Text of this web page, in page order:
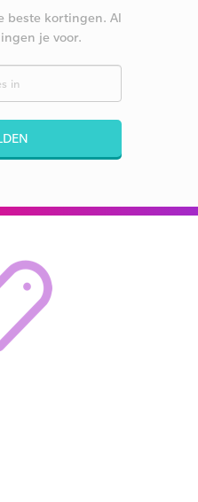
beste kortingen. Al
je voor.